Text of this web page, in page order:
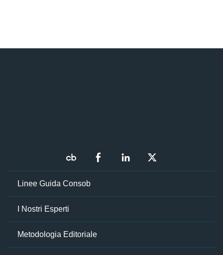
Linee Guida Consob
I Nostri Esperti
Metodologia Editoriale